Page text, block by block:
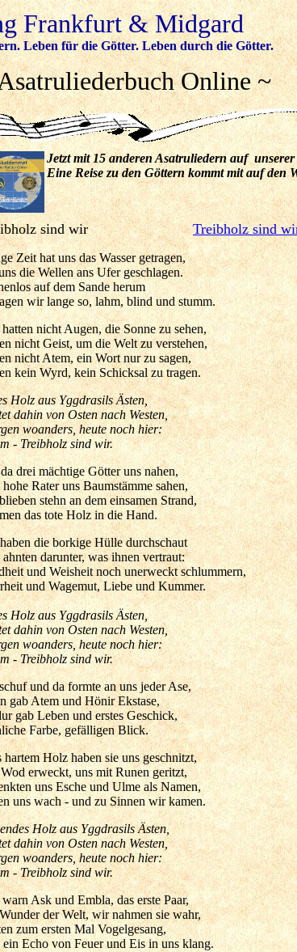
Frankfurt & Midgard
Leben für die Götter. Leben durch die Götter.
Online ~
Jetzt mit 15 anderen Asatruliedern auf
Eine Reise zu den Göttern kommt mit auf den
sind wirTreibholz sind
Zeit hat uns das Wasser getragen,
die Wellen ans Ufer geschlagen.
auf dem Sande herum
wir lange so, lahm, blind und stumm.
nicht Augen, die Sonne zu sehen,
nicht Geist, um die Welt zu verstehen,
nicht Atem, ein Wort nur zu sagen,
kein Wyrd, kein Schicksal zu tragen.
Holz aus Yggdrasils Ästen,
dahin von Osten nach Westen,
woanders, heute noch hier:
- Treibholz sind wir.
drei mächtige Götter uns nahen,
Rater uns Baumstämme sahen,
stehn an dem einsamen Strand,
das tote Holz in die Hand.
die borkige Hülle durchschaut
ahnten darunter, was ihnen vertraut:
und Weisheit noch unerweckt schlummern,
und Wagemut, Liebe und Kummer.
Holz aus Yggdrasils Ästen,
dahin von Osten nach Westen,
woanders, heute noch hier:
- Treibholz sind wir.
und da formte an uns jeder Ase,
gab Atem und Hönir Ekstase,
gab Leben und erstes Geschick,
Farbe, gefälligen Blick.
hartem Holz haben sie uns geschnitzt,
erweckt, uns mit Runen geritzt,
uns Esche und Ulme als Namen,
uns wach - und zu Sinnen wir kamen.
Holz aus Yggdrasils Ästen,
dahin von Osten nach Westen,
woanders, heute noch hier:
- Treibholz sind wir.
Ask und Embla, das erste Paar,
der Welt, wir nahmen sie wahr,
zum ersten Mal Vogelgesang,
ein Echo von Feuer und Eis in uns klang.